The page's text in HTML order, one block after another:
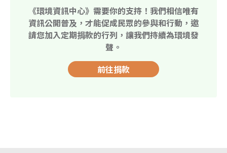
《環境資訊中心》需要你的支持！我們相信唯有
資訊公開普及，才能促成民眾的參與和行動，邀
請您加入定期捐款的行列，讓我們持續為環境發
聲。
前往捐款